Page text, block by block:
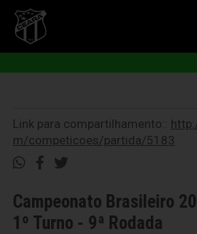
Link para compartilhamento::
m/competicoes/partida/5183
Campeonato Brasileiro
1º Turno - 9ª Rodada